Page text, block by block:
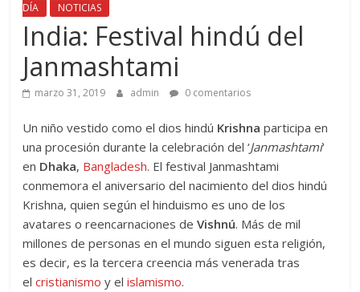
DÍA
NOTICIAS
India: Festival hindú del
Janmashtami
marzo 31, 2019 admin 0 comentarios
Un niño vestido como el dios hindú Krishna participa en
una procesión durante la celebración del ‘Janmashtami‘
en Dhaka, Bangladesh. El festival Janmashtami
conmemora el aniversario del nacimiento del dios hindú
Krishna, quien según el hinduismo es uno de los
avatares o reencarnaciones deVishnú. Más de mil
millones de personas en el mundo siguen esta religión,
es decir, es la tercera creencia más venerada tras
elcristianismo y elislamismo.